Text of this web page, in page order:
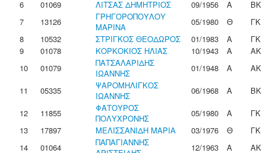
6
01069 ΛΙΤΣΑΣ ΔΗΜΗΤΡΙΟΣ 09/1956 Α
ΒΚ
7
13126
ΓΡΗΓΟΡΟΠΟΥΛΟΥ
ΜΑΡΙΝΑ
05/1980 Θ
ΓΚ
8
10532 ΣΤΡΙΓΚΟΣ ΘΕΟΔΩΡΟΣ 01/1983 Α
ΓΚ
9
01078 ΚΟΡΚΟΚΙΟΣ ΗΛΙΑΣ 10/1943 Α
ΑΚ
10
01079
ΠΑΤΣΑΛΑΡΙΔΗΣ
ΙΩΑΝΝΗΣ
01/1948 Α
ΑΚ
11
05335
ΨΑΡΟΜΗΛΙΓΚΟΣ
ΙΩΑΝΝΗΣ
06/1968 Α
ΒΚ
12
11855
ΦΑΤΟΥΡΟΣ
ΠΟΛΥΧΡΟΝΗΣ
05/1980 Α
ΓΚ
13
17897 ΜΕΛΙΣΣΑΝΙΔΗ ΜΑΡΙΑ 03/1976 Θ
ΓΚ
14
01064
ΠΑΠΑΓΙΑΝΝΗΣ
12/1963 Α
ΑΚ